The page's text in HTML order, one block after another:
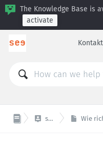
The Knowledge Base is
activate
Kontakt
 studieren Wie richte ich